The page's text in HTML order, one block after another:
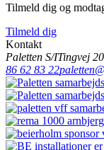
Tilmeld dig og
Tilmeld dig
Kontakt
Paletten S/ITingvej 20
86 62 83 22